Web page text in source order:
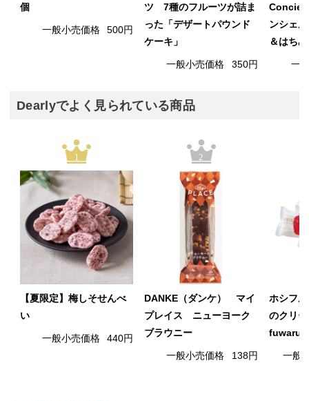
個
一般小売価格 500円
ツ 7種のフルーツが詰ま
った「デザートパウンド
ケーキ」
一般小売価格 350円
ンシェ
＆はち
一
Dearlyでよく見られている商品
1
【夏限定】梅しそせんべ
い
一般小売価格 440円
2
DANKE（ダンケ） マイ
プレイス ニューヨーク
ブラウニー
一般小売価格 138円
ホシフ
のクリ
fuwaru
一般